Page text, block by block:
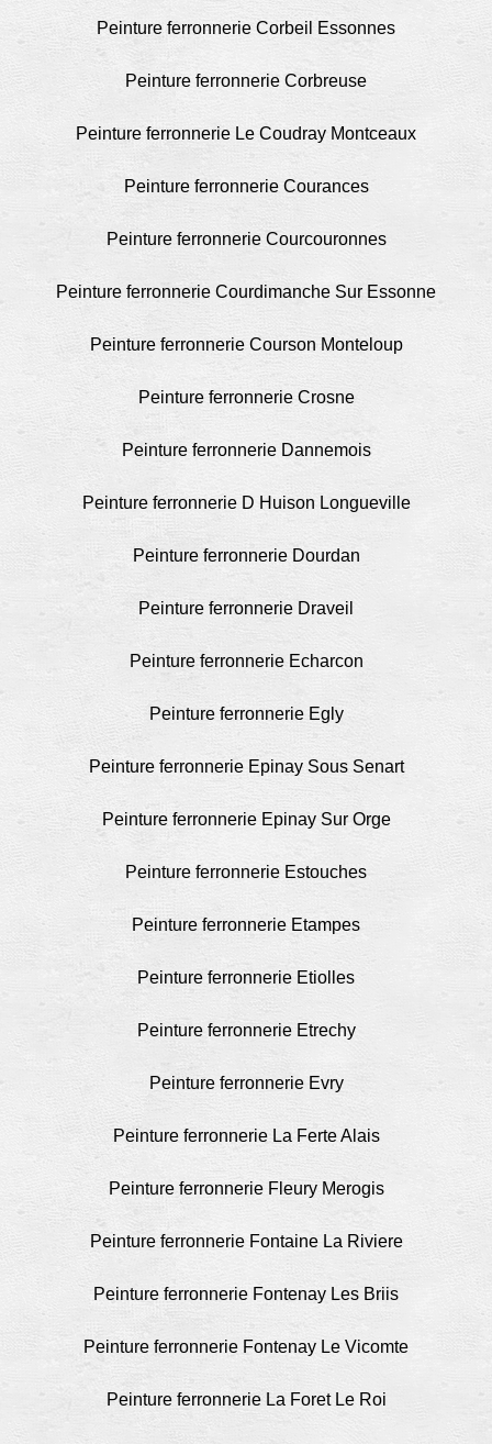
Peinture ferronnerie Corbeil Essonnes
Peinture ferronnerie Corbreuse
Peinture ferronnerie Le Coudray Montceaux
Peinture ferronnerie Courances
Peinture ferronnerie Courcouronnes
Peinture ferronnerie Courdimanche Sur Essonne
Peinture ferronnerie Courson Monteloup
Peinture ferronnerie Crosne
Peinture ferronnerie Dannemois
Peinture ferronnerie D Huison Longueville
Peinture ferronnerie Dourdan
Peinture ferronnerie Draveil
Peinture ferronnerie Echarcon
Peinture ferronnerie Egly
Peinture ferronnerie Epinay Sous Senart
Peinture ferronnerie Epinay Sur Orge
Peinture ferronnerie Estouches
Peinture ferronnerie Etampes
Peinture ferronnerie Etiolles
Peinture ferronnerie Etrechy
Peinture ferronnerie Evry
Peinture ferronnerie La Ferte Alais
Peinture ferronnerie Fleury Merogis
Peinture ferronnerie Fontaine La Riviere
Peinture ferronnerie Fontenay Les Briis
Peinture ferronnerie Fontenay Le Vicomte
Peinture ferronnerie La Foret Le Roi